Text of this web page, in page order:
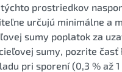
prostriedkov
určujú minimálne a
sumy poplatok za
sumy, pozrite
pri sporení (0,3 % až